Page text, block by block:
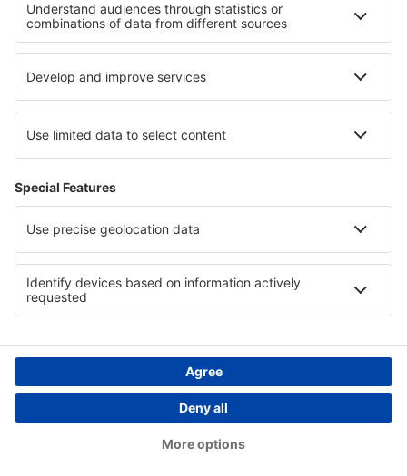
Cazare in Saxonia Inferioară Cazare in Sächsische Schweiz
Cazare in Lake Constance
Cazare în Walt Disney World Resort Cazare în Gastein
Copyright © eSky.ro. Toate drepturile rezervate.